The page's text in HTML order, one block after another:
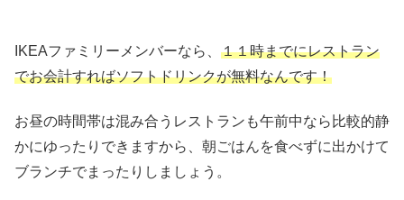
IKEAファミリーメンバーなら、 １１時までにレストラン
でお会計すればソフトドリンクが無料なんです！
お昼の時間帯は混み合うレストランも午前中なら比較的静
かにゆったりできますから、朝ごはんを食べずに出かけて
ブランチでまったりしましょう。